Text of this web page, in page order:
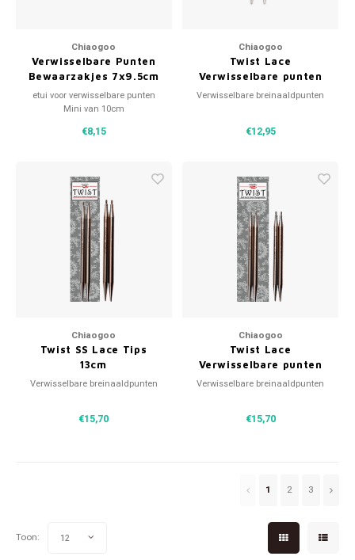
Chiaogoo
Verwisselbare Punten
Bewaarzakjes 7x9.5cm
Mini 1.5-2.5mm
etui voor verwisselbare punten
Mini van 10cm
€8,15
Chiaogoo
Twist Lace
Verwisselbare punten
8cm
Verwisselbare breinaaldpunten
€12,95
Chiaogoo
Twist SS Lace Tips
13cm
Verwisselbare breinaaldpunten
€15,70
Chiaogoo
Twist Lace
Verwisselbare punten
10cm
Verwisselbare breinaaldpunten
€15,70
1 2 3
Toon: 12